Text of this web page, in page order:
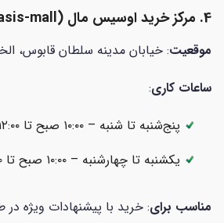
4. مرکز خرید اوسیس مال ( mall)
موقعیت: خیابان مدینه سلطان قابوس،
ساعات کاری:
پنج‌شنبه تا شنبه – ۱۰:۰۰ صبح تا ۱۲:۰۰ شب
یکشنبه تا چهارشنبه – ۱۰:۰۰ صبح تا ۱۰:۰۰ شب
مناسب برای: خرید با پیشنهادات ویژه